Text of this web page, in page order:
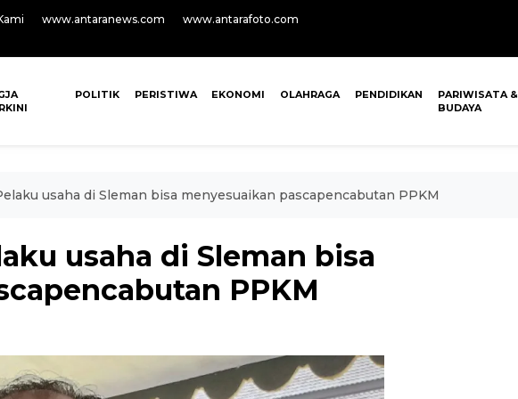
www.antaranews.com
www.antarafoto.com
POLITIK PERISTIWA EKONOMI OLAHRAGA PENDIDIKAN
PARIWISATA &
BUDAYA
usaha di Sleman bisa menyesuaikan pascapencabutan PPKM
usaha di Sleman bisa
PPKM